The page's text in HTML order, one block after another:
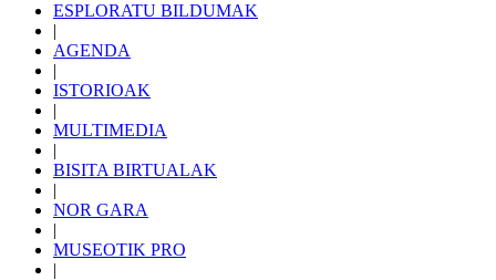
ESPLORATU BILDUMAK
|
AGENDA
|
ISTORIOAK
|
MULTIMEDIA
|
BISITA BIRTUALAK
|
NOR GARA
|
MUSEOTIK PRO
|